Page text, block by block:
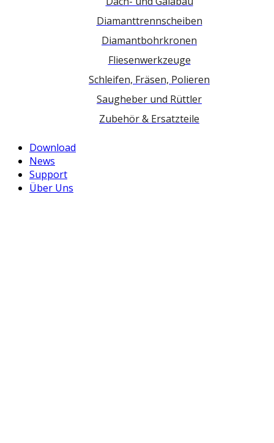
Diamanttrennscheiben
Diamantbohrkronen
Fliesenwerkzeuge
Schleifen, Fräsen, Polieren
Saugheber und Rüttler
Zubehör & Ersatzteile
Download
News
Support
Über Uns